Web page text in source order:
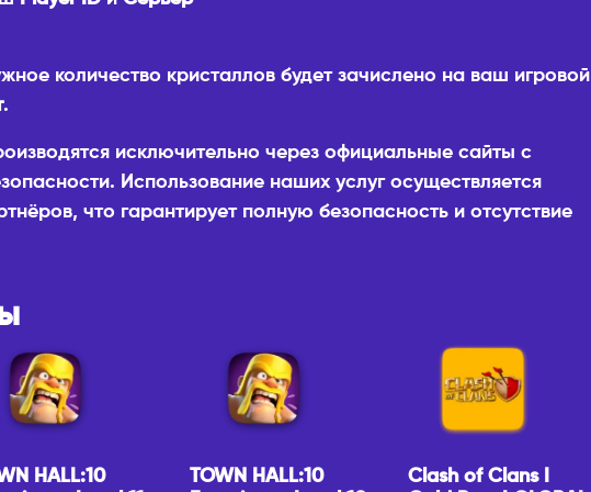
количество кристаллов будет зачислено на ваш игровой
.
исключительно через официальные сайты с
Использование наших услуг осуществляется
что гарантирует полную безопасность и отсутствие
HALL:10
TOWN HALL:10
Clash of Clans I